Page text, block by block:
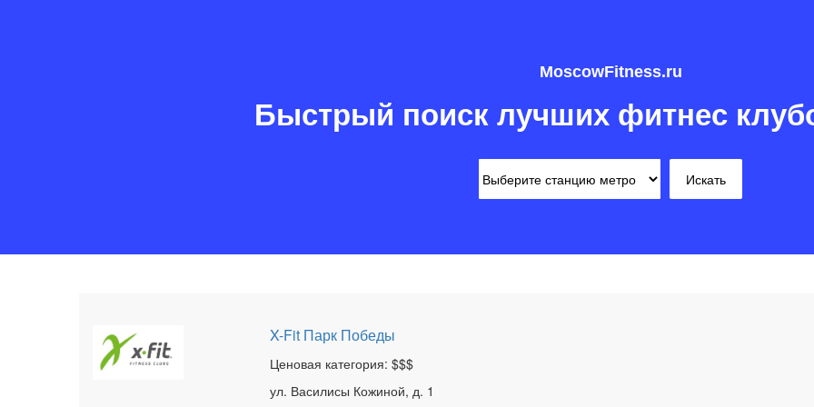
MoscowFitness.ru
Быстрый поиск лучших фитнес
X-Fit Парк Победы
Ценовая категория: $$$
ул. Василисы Кожиной, д. 1